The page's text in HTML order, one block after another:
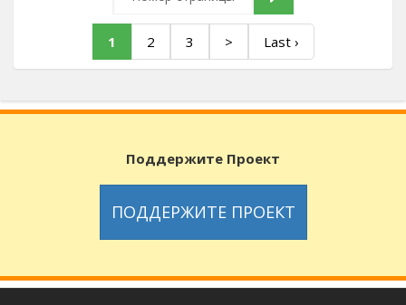
1 2 3 > Last ›
Поддержите Проект
ПОДДЕРЖИТЕ ПРОЕКТ